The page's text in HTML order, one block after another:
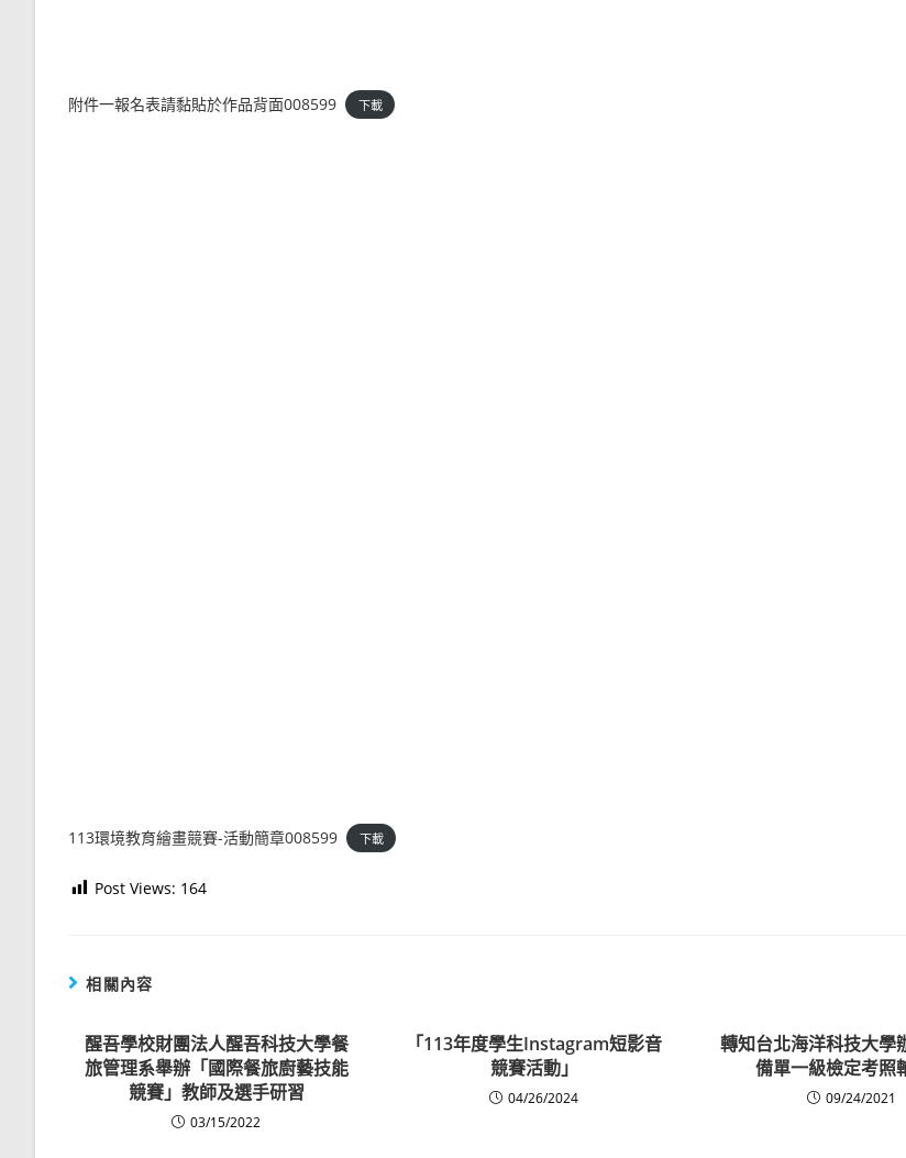
附件一報名表請黏貼於作品背面008599 下載
113環境教育繪畫競賽-活動簡章008599 下載
Post Views: 164
相關內容
醒吾學校財團法人醒吾科技大學餐
旅管理系舉辦「國際餐旅廚藝技能
競賽」教師及選手研習
03/15/2022
「113年度學生Instagram短影音
競賽活動」
04/26/2024
轉知台北海洋科技大學
備單一級檢定考照
09/24/2021